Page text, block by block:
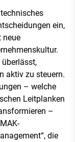
ein,
neue
aktiv zu steuern.
– welche
Leitplanken
–
die